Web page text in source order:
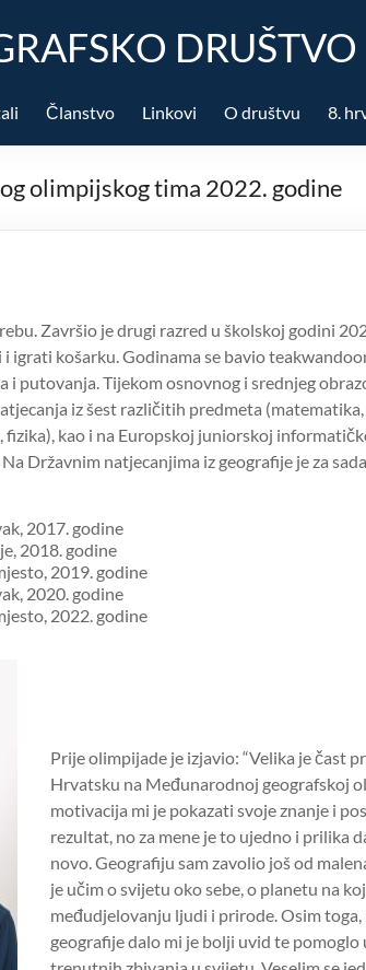
DRUŠTVO
Članstvo Linkovi O društvu 8.
olimpijskog tima 2022. godine
Završio je drugi razred u školskoj godini
igrati košarku. Godinama se bavio
i putovanja. Tijekom osnovnog i srednjeg
iz šest različitih predmeta
fizika), kao i na Europskoj juniorskoj
Državnim natjecanjima iz geografije je za
2017. godine
2018. godine
2019. godine
2020. godine
2022. godine
Prije olimpijade je izjavio: “Velika je čast
Hrvatsku na Međunarodnoj geografskoj
motivacija mi je pokazati svoje znanje i
rezultat, no za mene je to ujedno i prilika
novo. Geografiju sam zavolio još od
je učim o svijetu oko sebe, o planetu na
međudjelovanju ljudi i prirode. Osim toga,
geografije dalo mi je bolji uvid te pomoglo